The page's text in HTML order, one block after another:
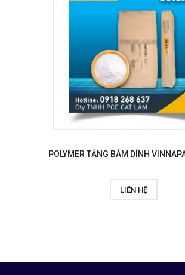
POLYMER TĂNG BÁM DÍNH
LIÊN HỆ